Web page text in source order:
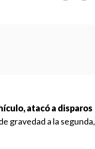
atacó a disparos
gravedad a la segunda,